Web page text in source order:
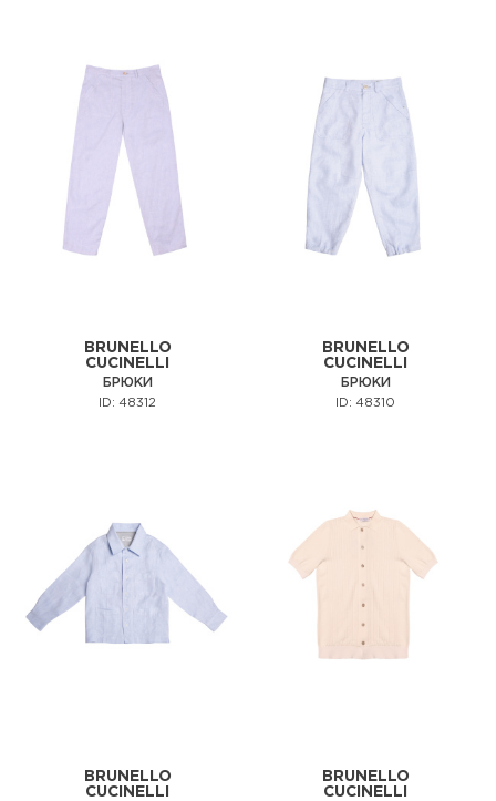
BRUNELLO
CUCINELLI
БРЮКИ
ID: 48312
BRUNELLO
CUCINELLI
БРЮКИ
ID: 48310
BRUNELLO
CUCINELLI
BRUNELLO
CUCINELLI